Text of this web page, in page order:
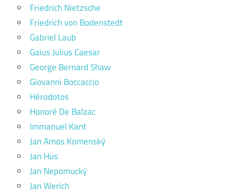
Friedrich Nietzsche
Friedrich von Bodenstedt
Gabriel Laub
Gaius Julius Caesar
George Bernard Shaw
Giovanni Boccaccio
Hérodotos
Honoré De Balzac
Immanuel Kant
Jan Amos Komenský
Jan Hus
Jan Nepomucký
Jan Werich